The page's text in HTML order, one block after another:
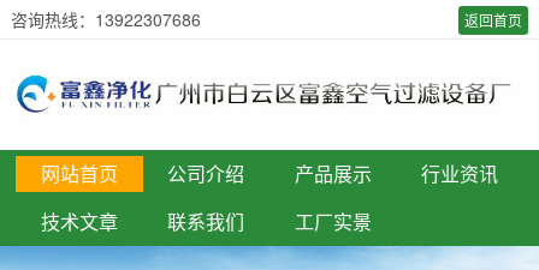
返回首页
咨询热线：13922307686
网站首页 公司介绍 产品展示
行业资讯
技术文章
联系我们 工厂实景